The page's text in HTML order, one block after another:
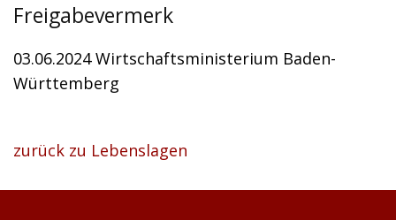
Freigabevermerk
03.06.2024 Wirtschaftsministerium Baden-
Württemberg
zurück zu Lebenslagen